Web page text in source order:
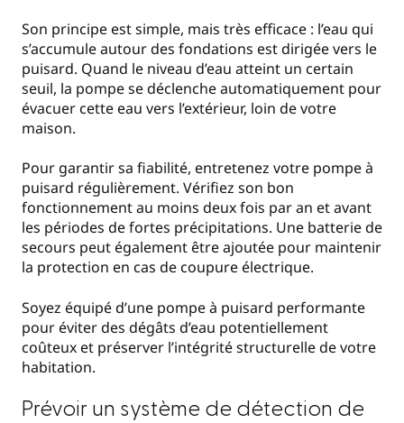
Son principe est simple, mais très efficace : l’eau qui
s’accumule autour des fondations est dirigée vers le
puisard. Quand le niveau d’eau atteint un certain
seuil, la pompe se déclenche automatiquement pour
évacuer cette eau vers l’extérieur, loin de votre
maison.
Pour garantir sa fiabilité, entretenez votre pompe à
puisard régulièrement. Vérifiez son bon
fonctionnement au moins deux fois par an et avant
les périodes de fortes précipitations. Une batterie de
secours peut également être ajoutée pour maintenir
la protection en cas de coupure électrique.
Soyez équipé d’une pompe à puisard performante
pour éviter des dégâts d’eau potentiellement
coûteux et préserver l’intégrité structurelle de votre
habitation.
Prévoir un système de détection de